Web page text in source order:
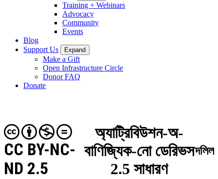
Training + Webinars
Advocacy
Community
Events
Blog
Support Us
Expand
Make a Gift
Open Infrastructure Circle
Donor FAQ
Donate
অ্যাট্রিবিউশন-অ-
বাণিজ্যিক-নো ডেরিভস
2.5 সাধারণ
CC BY-NC-
ND 2.5
দলিল